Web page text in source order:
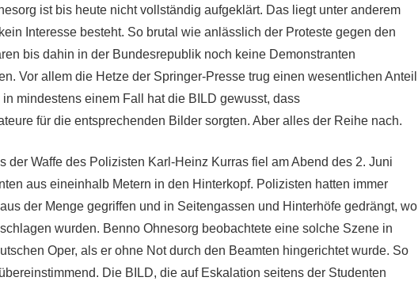
ist bis heute nicht vollständig aufgeklärt. Das liegt unter anderem
Interesse besteht. So brutal wie anlässlich der Proteste gegen den
bis dahin in der Bundesrepublik noch keine Demonstranten
Vor allem die Hetze der Springer-Presse trug einen wesentlichen Anteil
mindestens einem Fall hat die BILD gewusst, dass
für die entsprechenden Bilder sorgten. Aber alles der Reihe nach.
der Waffe des Polizisten Karl-Heinz Kurras fiel am Abend des 2. Juni
aus eineinhalb Metern in den Hinterkopf. Polizisten hatten immer
der Menge gegriffen und in Seitengassen und Hinterhöfe gedrängt, wo
wurden. Benno Ohnesorg beobachtete eine solche Szene in
Oper, als er ohne Not durch den Beamten hingerichtet wurde. So
Die BILD, die auf Eskalation seitens der Studenten